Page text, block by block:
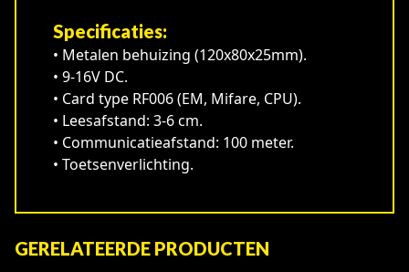
Specificaties:
• Metalen behuizing (120x80x25mm).
• 9-16V DC.
• Card type RF006 (EM, Mifare, CPU).
• Leesafstand: 3-6 cm.
• Communicatieafstand: 100 meter.
• Toetsenverlichting.
GERELATEERDE PRODUCTEN